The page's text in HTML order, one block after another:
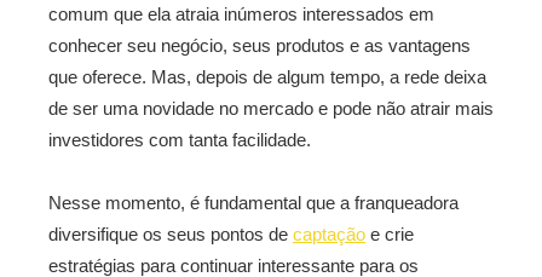
comum que ela atraia inúmeros interessados em
conhecer seu negócio, seus produtos e as vantagens
que oferece. Mas, depois de algum tempo, a rede deixa
de ser uma novidade no mercado e pode não atrair mais
investidores com tanta facilidade.
Nesse momento, é fundamental que a franqueadora
diversifique os seus pontos de captação e crie
estratégias para continuar interessante para os